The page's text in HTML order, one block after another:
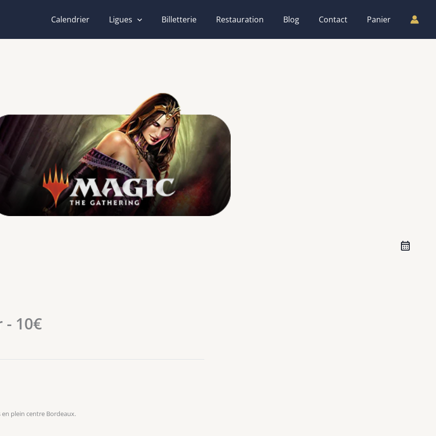
Calendrier Ligues Billetterie Restauration Blog Contact Panier
10€
plein centre Bordeaux.